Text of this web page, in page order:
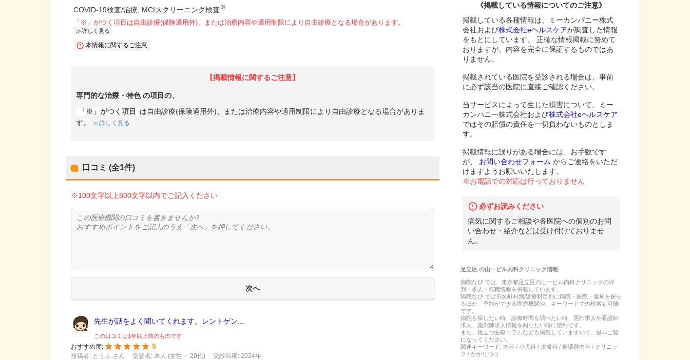
COVID-19検査/治療 MCIスクリーニング検査※
「※」がつく項目は自由診療(保険適用外)、または治療内容や適用制限により自由診療となる場合があります。
詳しく見る
本情報に関するご注意
【掲載情報に関するご注意】
専門的な治療・特色の項目の、
「※」がつく項目
は自由診療(保険適用外)、または治療内容や適用制限により自由診療となる場合がありま
す。
詳しく見る
口コミ (全1件)
※100文字以上800文字以内でご記入ください
先生が話をよく聞いてくれます。レントゲン...
この口コミは1年以上前のものです
おすすめ度:
5
投稿者: とうふ さん 受診者: 本人 (女性・ 20代) 受診時期: 2024年
《掲載している情報についてのご注意》
掲載している各種情報は、ミーカンパニー株式
会社および株式会社eヘルスケアが調査した情報
をもとにしています。 正確な情報掲載に努めて
おりますが、内容を完全に保証するものではあ
りません。
掲載されている医院を受診される場合は、事前
に必ず該当の医院に直接ご確認ください。
当サービスによって生じた損害について、ミー
カンパニー株式会社および株式会社eヘルスケア
ではその賠償の責任を一切負わないものとしま
す。
掲載情報に誤りがある場合には、お手数です
が、
お問い合わせフォーム からご連絡をいただ
けますようお願いいたします。
※お電話での対応は行っておりません
必ずお読みください
病気に関するご相談や各医院への個別のお問
い合わせ・紹介などは受け付けておりませ
ん。
足立区の山一ビル内科クリニック情報
病院なび では、 東京都足立区の山一ビル内科クリニックの評
判・求人・転職情報を掲載しています。
病院なび では市区町村別/診療科目別に病院・医院・薬局を探せ
るほか、予約ができる医療機関や、キーワードでの検索も可能
です。
病院を探したい時、診療時間を調べたい時、医師求人や看護師
求人、薬剤師求人情報を知りたい時に便利です。
また、役立つ医療コラムなども掲載していますので、是非ご覧
になってください。
関連キーワード: 内科 / 小児科 / 皮膚科 / 循環器内科 / クリニッ
ク / かかりつけ